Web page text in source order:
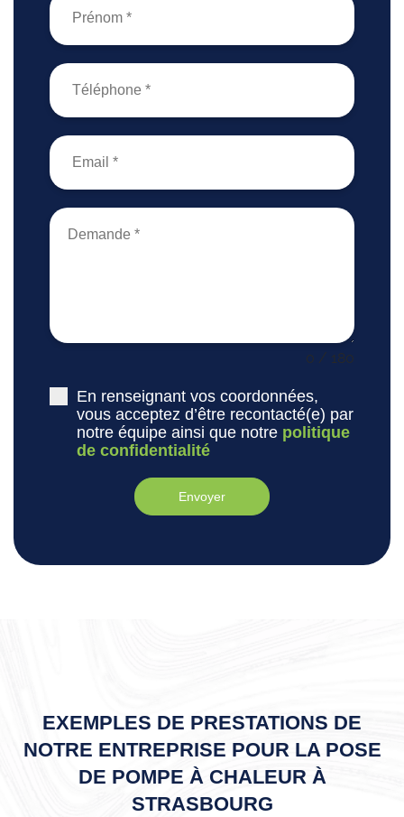
0 / 180
En renseignant vos coordonnées,
vous acceptez d’être recontacté(e) par
notre équipe ainsi que notre politique
de confidentialité
Envoyer
EXEMPLES DE PRESTATIONS DE
NOTRE ENTREPRISE POUR LA POSE
DE POMPE À CHALEUR À
STRASBOURG